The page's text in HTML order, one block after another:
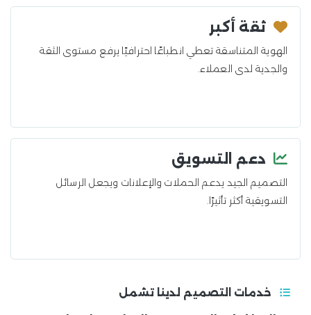
ثقة أكبر
الهوية المتناسقة تعطي انطباعًا احترافيًا يرفع مستوى الثقة
والجدية لدى العملاء.
دعم التسويق
التصميم الجيد يدعم الحملات والإعلانات ويجعل الرسائل
التسويقية أكثر تأثيرًا.
خدمات التصميم لدينا تشمل